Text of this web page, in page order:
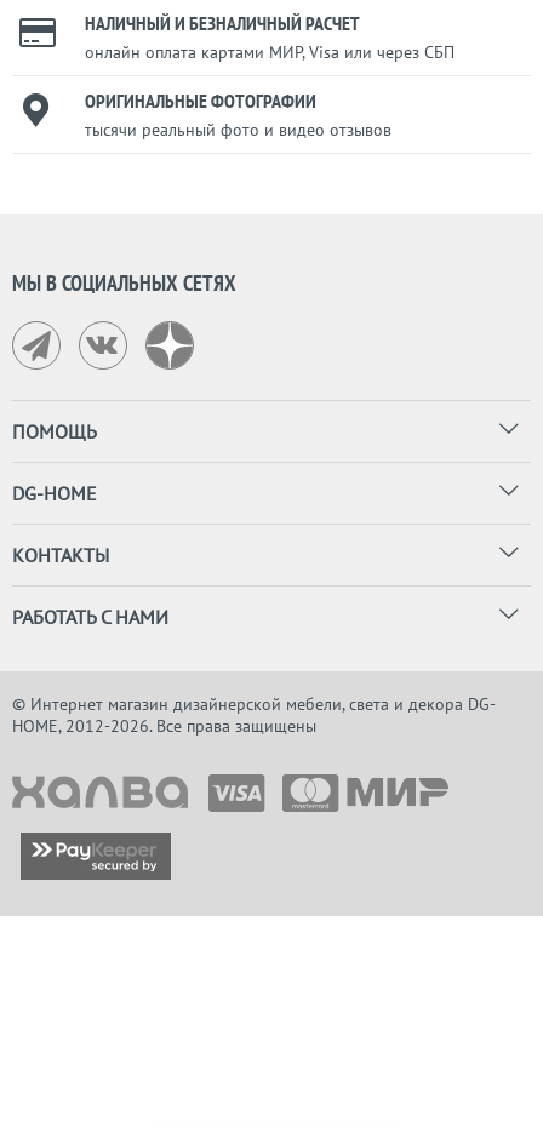
НАЛИЧНЫЙ И БЕЗНАЛИЧНЫЙ РАСЧЕТ
онлайн оплата картами МИР, Visa или через СБП
ОРИГИНАЛЬНЫЕ ФОТОГРАФИИ
тысячи реальный фото и видео отзывов
МЫ В СОЦИАЛЬНЫХ СЕТЯХ
ПОМОЩЬ
DG-HOME
КОНТАКТЫ
РАБОТАТЬ С НАМИ
© Интернет магазин дизайнерской мебели, света и декора DG-
HOME, 2012-2026. Все права защищены